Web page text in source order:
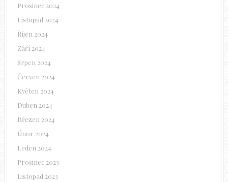
Prosinec 2024
Listopad 2024
Říjen 2024
Září 2024
Srpen 2024
Červen 2024
Květen 2024
Duben 2024
Březen 2024
Únor 2024
Leden 2024
Prosinec 2023
Listopad 2023